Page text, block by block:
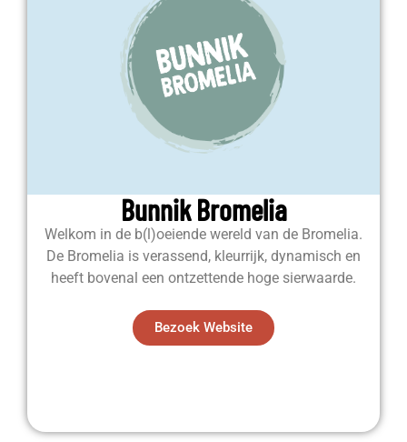
Bunnik Bromelia
Welkom in de b(l)oeiende wereld van de Bromelia.
De Bromelia is verassend, kleurrijk, dynamisch en
heeft bovenal een ontzettende hoge sierwaarde.
Bezoek Website